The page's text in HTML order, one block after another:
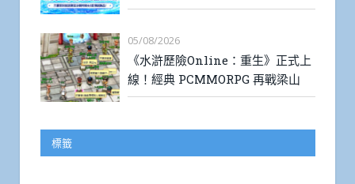
05/08/2026
《水滸歷險Online：重生》正式上
線！經典 PCMMORPG 再戰梁山
標籤